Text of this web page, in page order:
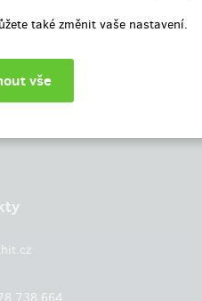
také změnit vaše nastavení.